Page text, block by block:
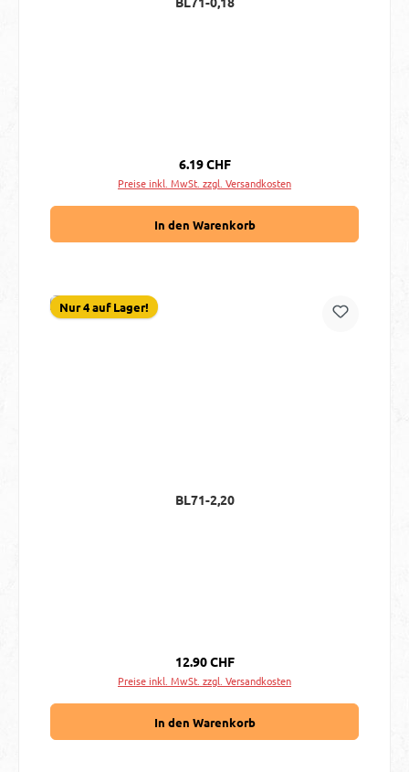
Regulärer Preis:
6.19 CHF
Preise inkl. MwSt. zzgl. Versandkosten
In den Warenkorb
Nur 4 auf Lager!
BL71-2,20
Regulärer Preis:
12.90 CHF
Preise inkl. MwSt. zzgl. Versandkosten
In den Warenkorb